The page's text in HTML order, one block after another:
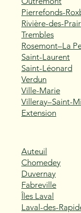
Pierrefonds-
Rivière-des-
Trembles
Rosemont–La
Saint-Laurent
Saint-Léonard
Verdun
Ville-Marie
Villeray–Saint-
Extension
Auteuil
Chomedey
Duvernay
Fabreville
Îles Laval
Laval-des-